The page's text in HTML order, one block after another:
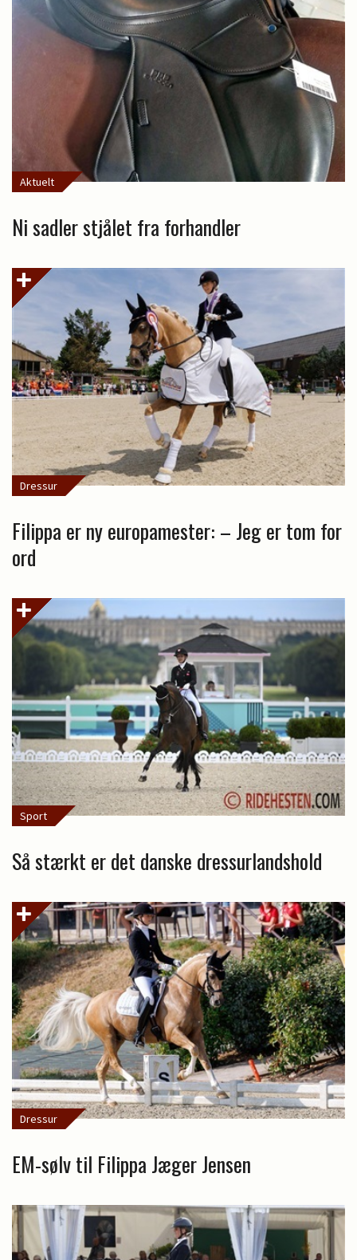
Aktuelt
Ni sadler stjålet fra forhandler
Dressur
Filippa er ny europamester: – Jeg er tom for
ord
Sport
Så stærkt er det danske dressurlandshold
Dressur
EM-sølv til Filippa Jæger Jensen